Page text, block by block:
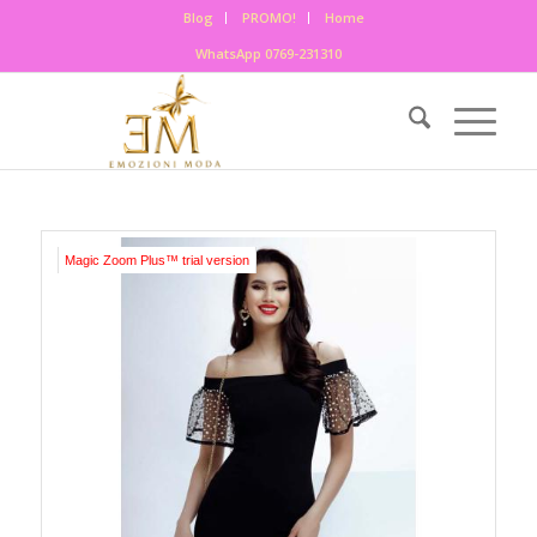
Blog PROMO!
Home
WhatsApp 0769-231310
Magic Zoom Plus™ trial version